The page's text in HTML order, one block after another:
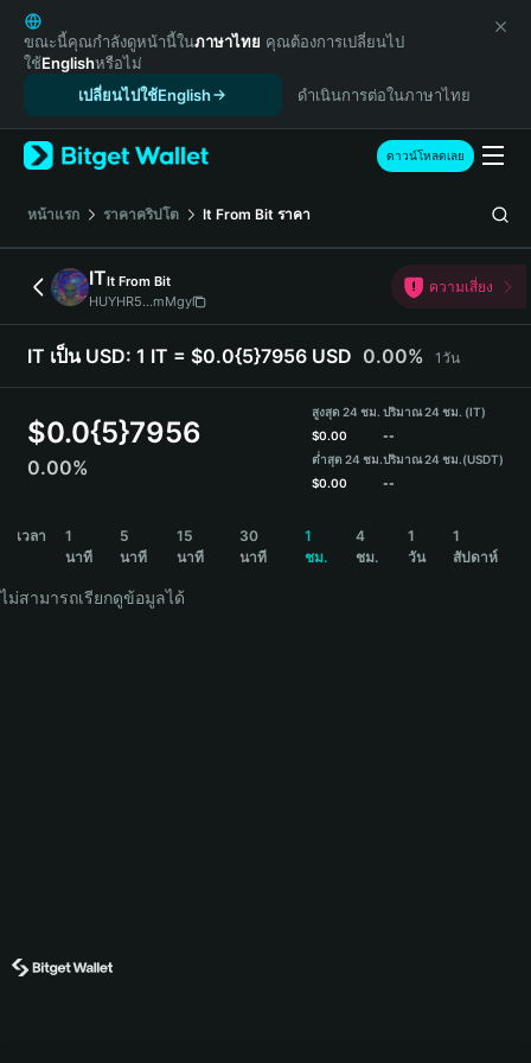
English
日本語
Tiếng Việt
Español (Latinoamérica)
Türkçe
Français
Deutsch
简体中文
繁體中文
Português (Portugal)
Bahasa Indonesia
ภาษาไทย
Español
Español (Argentina)
ขณะนี้คุณกำลังดูหน้านี้ในภาษาไทย คุณต้องการเปลี่ยนไป
ใช้Englishหรือไม่
เปลี่ยนไปใช้English
ดำเนินการต่อในภาษาไทย
ดาวน์โหลดเลย
หน้าแรก ราคาคริปโต It From Bit ราคา
ITIt From Bit
HUYHR5...mMgy
ความเสี่ยง
IT เป็น USD: 1 IT = $0.0{5}7956 USD 0.00% 1วัน
$0.0{5}7956
0.00%
สูงสุด 24 ชม.
$0.00
ต่ำสุด 24 ชม.
$0.00
ปริมาณ 24 ชม. (IT)
--
ปริมาณ 24 ชม.(USDT)
--
เวลา
1
นาที
5
นาที
15
นาที
30
นาที
1
ชม.
4
ชม.
1
วัน
1
สัปดาห์
ไม่สามารถเรียกดูข้อมูลได้